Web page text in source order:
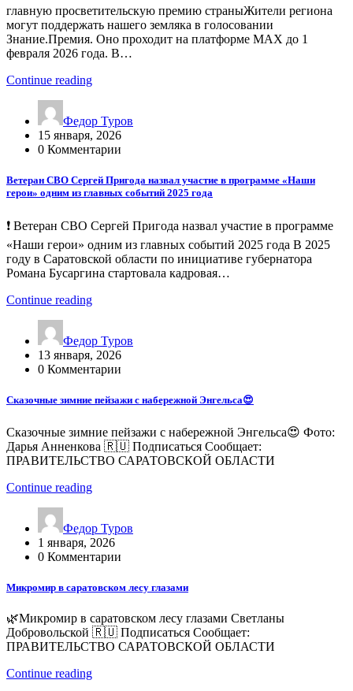
главную просветительскую премию страныЖители региона
могут поддержать нашего земляка в голосовании
Знание.Премия. Оно проходит на платформе MAX до 1
февраля 2026 года. В…
Continue reading
Федор Туров
15 января, 2026
0 Комментарии
Ветеран СВО Сергей Пригода назвал участие в программе «Наши
герои» одним из главных событий 2025 года
❗️ Ветеран СВО Сергей Пригода назвал участие в программе
«Наши герои» одним из главных событий 2025 года В 2025
году в Саратовской области по инициативе губернатора
Романа Бусаргина стартовала кадровая…
Continue reading
Федор Туров
13 января, 2026
0 Комментарии
Сказочные зимние пейзажи с набережной Энгельса😍
Сказочные зимние пейзажи с набережной Энгельса😍 Фото:
Дарья Анненкова 🇷🇺 Подписаться Сообщает:
ПРАВИТЕЛЬСТВО САРАТОВСКОЙ ОБЛАСТИ
Continue reading
Федор Туров
1 января, 2026
0 Комментарии
Микромир в саратовском лесу глазами
🌿Микромир в саратовском лесу глазами Светланы
Добровольской 🇷🇺 Подписаться Сообщает:
ПРАВИТЕЛЬСТВО САРАТОВСКОЙ ОБЛАСТИ
Continue reading